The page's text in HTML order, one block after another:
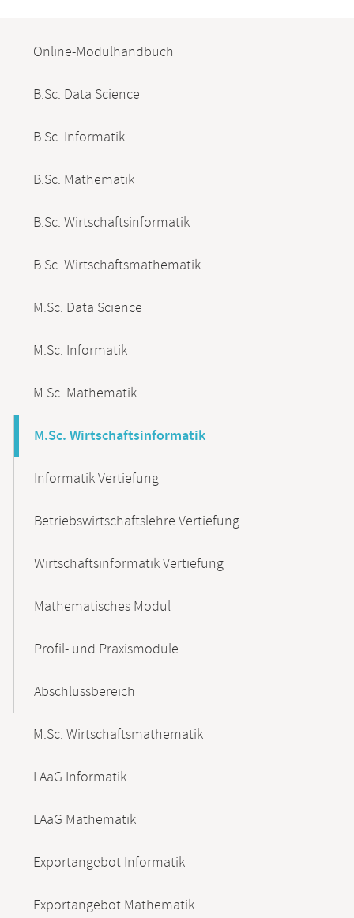
NavigationOnline-Modulhandbuch
B.Sc. Data Science
B.Sc. Informatik
B.Sc. Mathematik
B.Sc. Wirtschaftsinformatik
B.Sc. Wirtschaftsmathematik
M.Sc. Data Science
M.Sc. Informatik
M.Sc. Mathematik
M.Sc. Wirtschaftsinformatik
Informatik Vertiefung
Betriebswirtschaftslehre Vertiefung
Wirtschaftsinformatik Vertiefung
Mathematisches Modul
Profil- und Praxismodule
Abschlussbereich
M.Sc. Wirtschaftsmathematik
LAaG Informatik
LAaG Mathematik
Exportangebot Informatik
Exportangebot Mathematik